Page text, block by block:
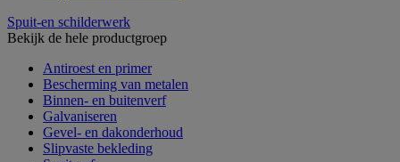
Spuit-en schilderwerk
Bekijk de hele productgroep
Antiroest en primer
Bescherming van metalen
Binnen- en buitenverf
Galvaniseren
Gevel- en dakonderhoud
Slipvaste bekleding